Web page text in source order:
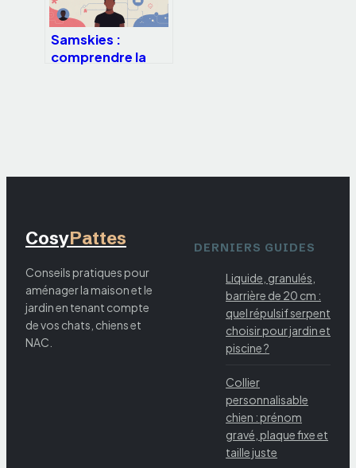
Samskies :
comprendre la
CosyPattes
Conseils pratiques pour
aménager la maison et le
jardin en tenant compte
de vos chats, chiens et
NAC.
DERNIERS GUIDES
Liquide, granulés,
barrière de 20 cm :
quel répulsif serpent
choisir pour jardin et
piscine ?
Collier
personnalisable
chien : prénom
gravé, plaque fixe et
taille juste